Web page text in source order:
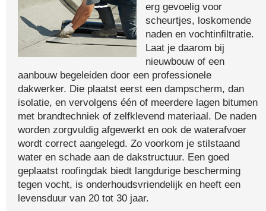
erg gevoelig voor
scheurtjes, loskomende
naden en vochtinfiltratie.
Laat je daarom bij
nieuwbouw of een
aanbouw begeleiden door een professionele
dakwerker. Die plaatst eerst een dampscherm, dan
isolatie, en vervolgens één of meerdere lagen bitumen
met brandtechniek of zelfklevend materiaal. De naden
worden zorgvuldig afgewerkt en ook de waterafvoer
wordt correct aangelegd. Zo voorkom je stilstaand
water en schade aan de dakstructuur. Een goed
geplaatst roofingdak biedt langdurige bescherming
tegen vocht, is onderhoudsvriendelijk en heeft een
levensduur van 20 tot 30 jaar.